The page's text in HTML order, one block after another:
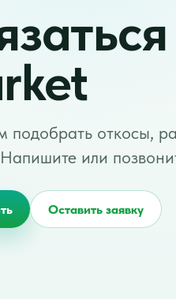
откосы,
или
Оставить заявку